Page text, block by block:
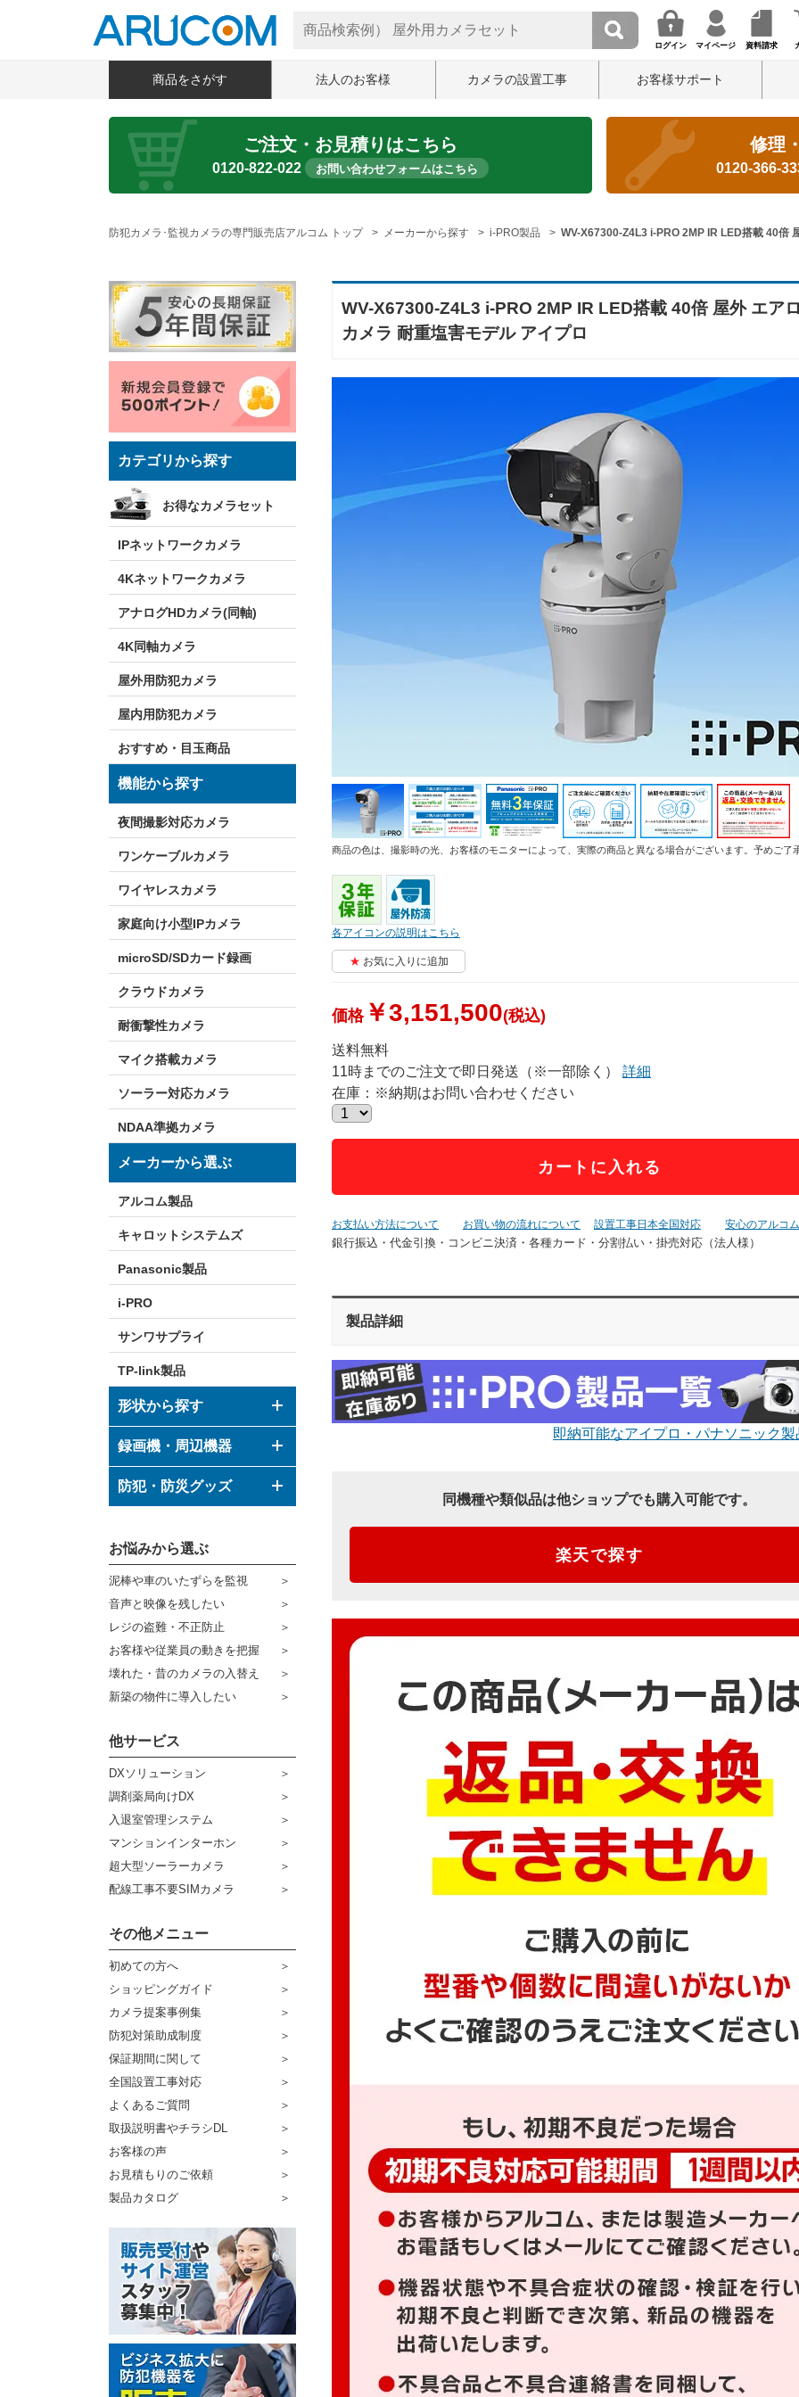
ログイン マイページ 資料請求
商品をさがす 法人のお客様 カメラの設置工事 お客様サポート
ご注文・お見積りはこちら
0120-822-022 お問い合わせフォームはこちら
修理
0120-366-
防犯カメラ･監視カメラの専門販売店アルコム トップ メーカーから探す i-PRO製品 WV-X67300-Z4L3 i-PRO 2MP IR LED搭載 40倍
カテゴリから探す
お得なカメラセット
IPネットワークカメラ
4Kネットワークカメラ
アナログHDカメラ(同軸)
4K同軸カメラ
屋外用防犯カメラ
屋内用防犯カメラ
おすすめ・目玉商品
機能から探す
夜間撮影対応カメラ
ワンケーブルカメラ
ワイヤレスカメラ
家庭向け小型IPカメラ
microSD/SDカード録画
クラウドカメラ
耐衝撃性カメラ
マイク搭載カメラ
ソーラー対応カメラ
NDAA準拠カメラ
メーカーから選ぶ
アルコム製品
キャロットシステムズ
Panasonic製品
i-PRO
サンワサプライ
TP-link製品
形状から探す
ドーム型カメラ
ボックス型カメラ
その他形状のカメラ
録画機・周辺機器
デジタルレコーダー
ハウジング
ブラケット
ケーブル
コネクター
その他周辺機器
防犯・防災グッズ
防災グッズ
センサーライト・アラーム
防犯ステッカー
宅配ボックス
販売終了商品
お悩みから選ぶ
泥棒や車のいたずらを監視
音声と映像を残したい
レジの盗難・不正防止
お客様や従業員の動きを把握
壊れた・昔のカメラの入替え
新築の物件に導入したい
他サービス
DXソリューション
調剤薬局向けDX
入退室管理システム
マンションインターホン
超大型ソーラーカメラ
配線工事不要SIMカメラ
その他メニュー
初めての方へ
ショッピングガイド
カメラ提案事例集
防犯対策助成制度
保証期間に関して
全国設置工事対応
よくあるご質問
取扱説明書やチラシDL
お客様の声
お見積もりのご依頼
製品カタログ
WV-X67300-Z4L3 i-PRO 2MP IR LED搭載 40倍 屋外 エア
カメラ 耐重塩害モデル アイプロ
商品の色は、撮影時の光、お客様のモニターによって、実際の商品と異なる場合がございます。予めご了
各アイコンの説明はこちら
お気に入りに追加
価格￥3,151,500(税込)
送料無料
11時までのご注文で即日発送（※一部除く） 詳細
在庫：※納期はお問い合わせください
カートに入れる
お支払い方法について お買い物の流れについて 設置工事日本全国対応 安心のアルコ
銀行振込・代金引換・コンビニ決済・ 各種カード・分割払い・掛売対応（法人様）
製品詳細
即納可能なアイプロ・パナソニック製
同機種や類似品は他ショップでも購入可能です。
楽天で探す